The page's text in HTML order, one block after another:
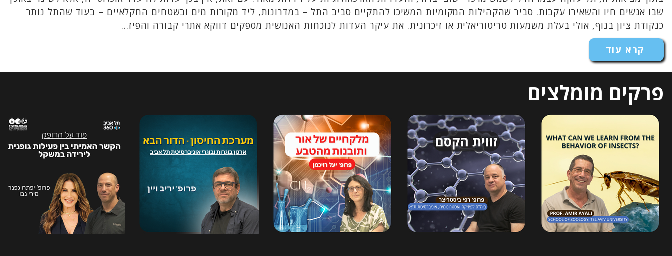
שבו אנשים חיו והשאירו עקבות. סביר שהקהילות המקומיות המשיכו להתקיים סביב התל – במדרונות, ליד מקורות מים ובשטחים החקלאיים – בעוד שהתל נותר
כנקודת ציון בנוף, אולי בעלת משמעות טריטוריאלית או זיכרונית. את עיקר העדות לנוכחות האנושית מספקים דווקא אתרי קבורה והפיז...
קרא עוד
פרקים מומלצים